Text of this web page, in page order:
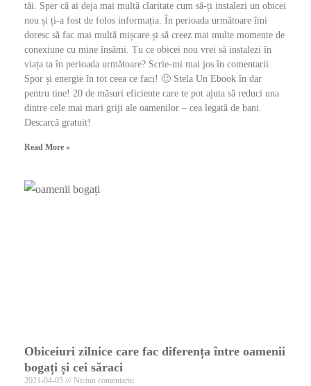
tăi. Sper că ai deja mai multă claritate cum să-ți instalezi un obicei
nou și ți-a fost de folos informația. În perioada următoare îmi
doresc să fac mai multă mișcare și să creez mai multe momente de
conexiune cu mine însămi. Tu ce obicei nou vrei să instalezi în
viața ta în perioada următoare? Scrie-mi mai jos în comentarii.
Spor și energie în tot ceea ce faci! 🙂 Stela Un Ebook în dar
pentru tine! 20 de măsuri eficiente care te pot ajuta să reduci una
dintre cele mai mari griji ale oamenilor – cea legată de bani.
Descarcă gratuit!
Read More »
Obiceiuri zilnice care fac diferența între oamenii
bogați și cei săraci
2021-04-05 Niciun comentariu